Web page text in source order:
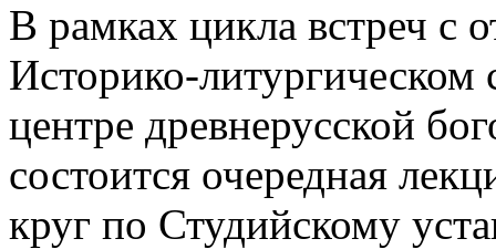
В рамках цикла встреч
Историко-
центре древнерусской
состоится очередная
круг по Студийскому